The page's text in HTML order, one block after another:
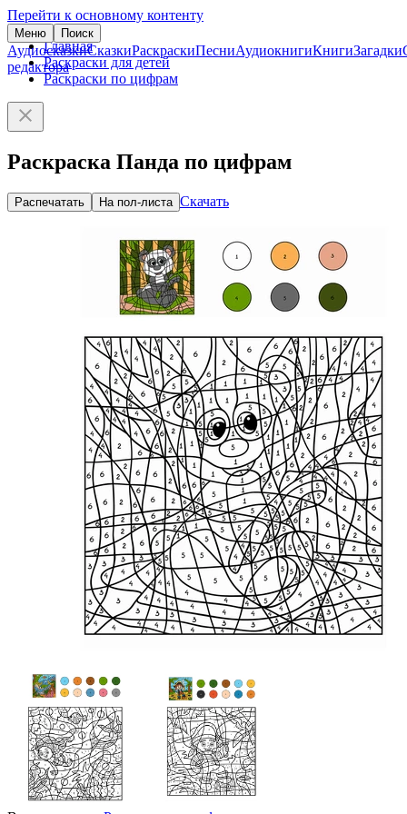
Перейти к основному контенту
Меню Поиск
АудиосказкиСказкиРаскраскиПесниАудиокнигиКнигиЗагадки
редактора
Главная
Раскраски для детей
Раскраски по цифрам
Раскраска Панда по цифрам
Распечатать На пол-листа Скачать